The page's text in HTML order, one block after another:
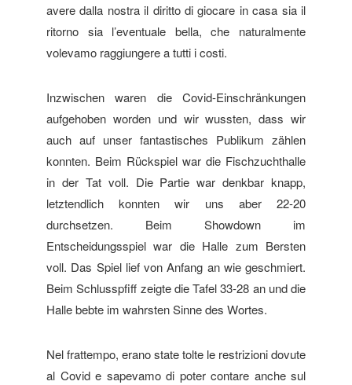
avere dalla nostra il diritto di giocare in casa sia il
ritorno sia l’eventuale bella, che naturalmente
volevamo raggiungere a tutti i costi.
Inzwischen waren die Covid-Einschränkungen
aufgehoben worden und wir wussten, dass wir
auch auf unser fantastisches Publikum zählen
konnten. Beim Rückspiel war die Fischzuchthalle
in der Tat voll. Die Partie war denkbar knapp,
letztendlich konnten wir uns aber 22-20
durchsetzen. Beim Showdown im
Entscheidungsspiel war die Halle zum Bersten
voll. Das Spiel lief von Anfang an wie geschmiert.
Beim Schlusspfiff zeigte die Tafel 33-28 an und die
Halle bebte im wahrsten Sinne des Wortes.
Nel frattempo, erano state tolte le restrizioni dovute
al Covid e sapevamo di poter contare anche sul